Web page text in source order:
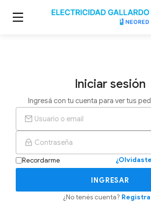
content
Iniciar sesión
Ingresá con tu cuenta para ver tus
Recordarme
INGRESAR
¿No tenés cuenta?